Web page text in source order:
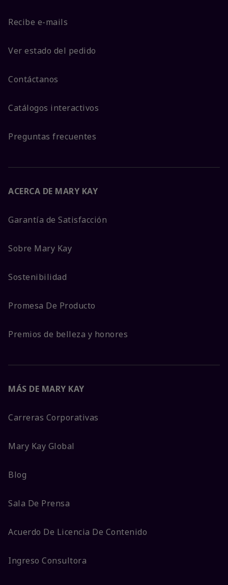
Recibe e-mails
Ver estado del pedido
Contáctanos
Catálogos interactivos
Preguntas frecuentes
ACERCA DE MARY KAY
Garantía de Satisfacción
Sobre Mary Kay
Sostenibilidad
Promesa De Producto
Premios de belleza y honores
MÁS DE MARY KAY
Carreras Corporativas
Mary Kay Global
Blog
Sala De Prensa
Acuerdo De Licencia De Contenido
Ingreso Consultora